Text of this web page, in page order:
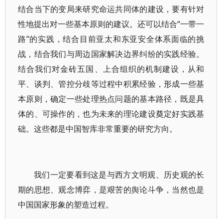
结合当下的变局来研究命运共同体的建设，要有针对
性地提出对一些基本原则的建议。还可以结合“一带一
路”的实践，结合目前亚太和东亚安全体系面临的挑
战，结合我们与周边国家解决边界纠纷的实践经验。
结合我们对金砖五国、上合组织的机制建设，从和
平、谈判、管控分歧等过程中积累经验，形成一些基
本原则，确定一些处理热点问题的基本路径，既是具
体的、可操作的，也为未来的理论建设奠定好实践基
础。这些都是中国智库非常重要的研究方向。
我们一定要看到这是与西方文明观、历史观的长
期的思想、观念博弈，是艰苦的舆论斗争，当然也是
中国国家形象的塑造过程。